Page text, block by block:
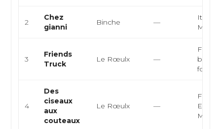
2
Chez
gianni
Binche —
3
Friends
Truck
Le Rœulx —
Food
food
4
Des
ciseaux
aux
couteaux
Le Rœulx —